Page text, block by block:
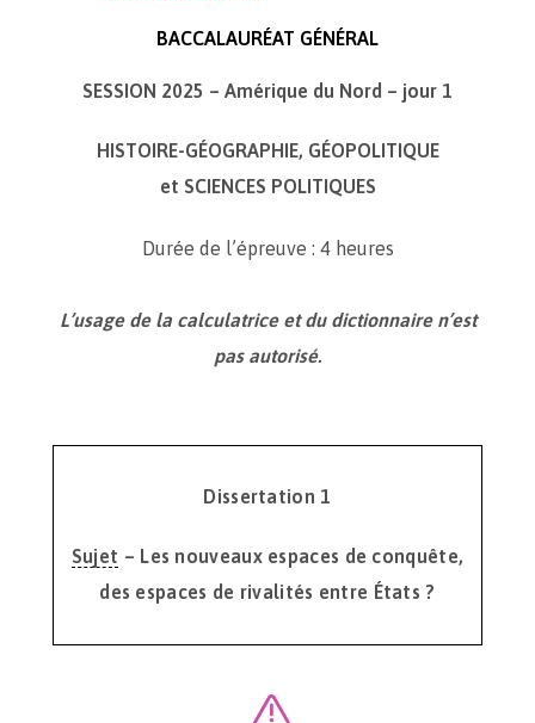
BACCALAURÉAT GÉNÉRAL
SESSION 2025 – Amérique du Nord – jour 1
HISTOIRE-GÉOGRAPHIE, GÉOPOLITIQUE
et SCIENCES POLITIQUES
Durée de l’épreuve : 4 heures
L’usage de la calculatrice et du dictionnaire n’est
pas autorisé.
Dissertation 1
Sujet – Les nouveaux espaces de conquête,
des espaces de rivalités entre États ?